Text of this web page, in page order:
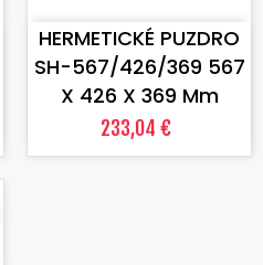
HERMETICKÉ PUZDRO
SH-567/426/369 567
X 426 X 369 Mm
233,04 €